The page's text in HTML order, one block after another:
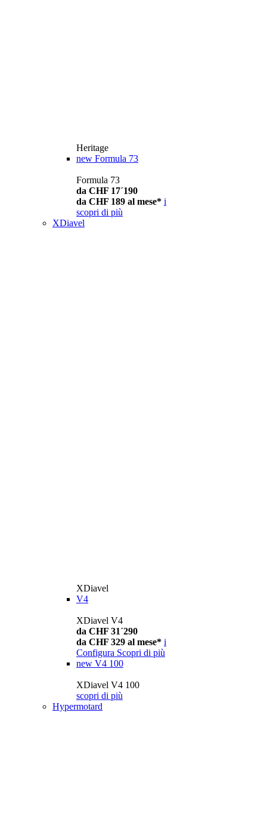
Heritage
new Formula 73
Formula 73
da CHF 17´190
da CHF 189 al mese* i
scopri di più
XDiavel
XDiavel
V4
XDiavel V4
da CHF 31´290
da CHF 329 al mese* i
Configura Scopri di più
new V4 100
XDiavel V4 100
scopri di più
Hypermotard